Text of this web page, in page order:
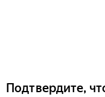
Подтвердите,